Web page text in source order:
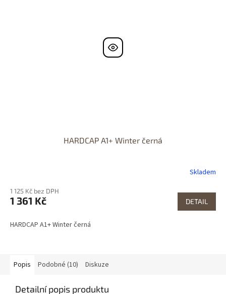
HARDCAP A1+ Winter černá
Skladem
1 125 Kč bez DPH
1 361 Kč DETAIL
HARDCAP A1+ Winter černá
Popis Podobné (10) Diskuze
Detailní popis produktu